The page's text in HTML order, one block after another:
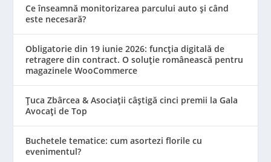
Ce înseamnă monitorizarea parcului auto și când
este necesară?
Obligatorie din 19 iunie 2026: funcția digitală de
retragere din contract. O soluție românească pentru
magazinele WooCommerce
Țuca Zbârcea & Asociații câștigă cinci premii la Gala
Avocați de Top
Buchetele tematice: cum asortezi florile cu
evenimentul?